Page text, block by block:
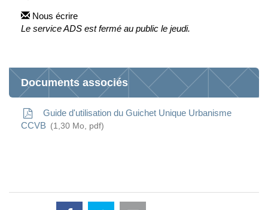
Nous écrire
Le service ADS est fermé au public le jeudi.
Documents associés
Guide d'utilisation du Guichet Unique Urbanisme
CCVB
1,30 Mo , pdf